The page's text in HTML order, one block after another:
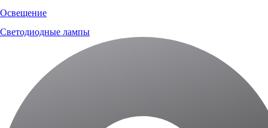
Освещение
Светодиодные лампы